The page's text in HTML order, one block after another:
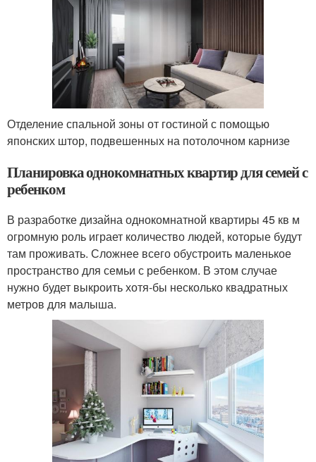
Отделение спальной зоны от гостиной с помощью
японских штор, подвешенных на потолочном карнизе
Планировка однокомнатных квартир для семей с
ребенком
В разработке дизайна однокомнатной квартиры 45 кв м
огромную роль играет количество людей, которые будут
там проживать. Сложнее всего обустроить маленькое
пространство для семьи с ребенком. В этом случае
нужно будет выкроить хотя-бы несколько квадратных
метров для малыша.